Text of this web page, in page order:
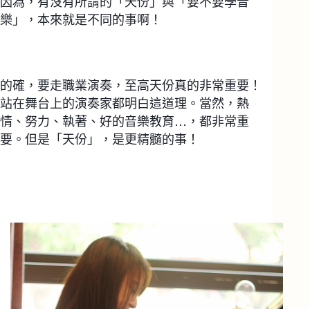
樂」，本來就是不同的事啊！
的確，要走職業演奏，至高天份真的非常重要！
站在舞台上的演奏家都明白這道理。當然，熱
情、努力、執著、好的音樂教育…，都非常重
要。但是「天份」，是更精髓的事！